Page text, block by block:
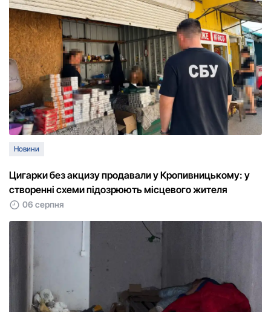
Новини
Цигарки без акцизу продавали у Кропивницькому: у
створенні схеми підозрюють місцевого жителя
06 серпня